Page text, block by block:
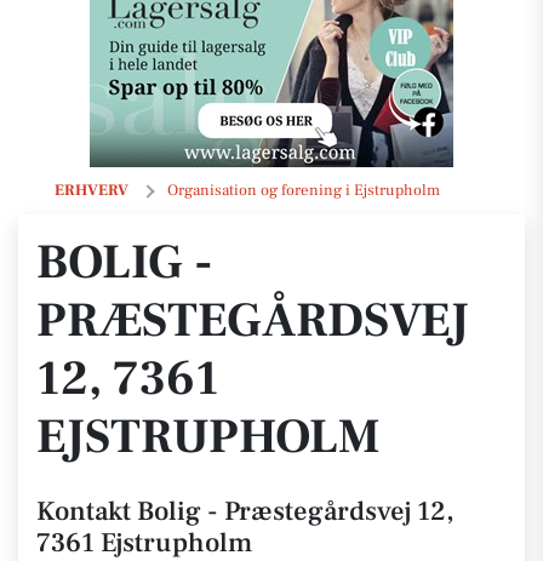
ERHVERV Organisation og forening i Ejstrupholm
Bolig - Præstegårdsvej 12, 7361 Ejstrupholm
BOLIG -
PRÆSTEGÅRDSVEJ
12, 7361
EJSTRUPHOLM
Kontakt Bolig - Præstegårdsvej 12,
7361 Ejstrupholm